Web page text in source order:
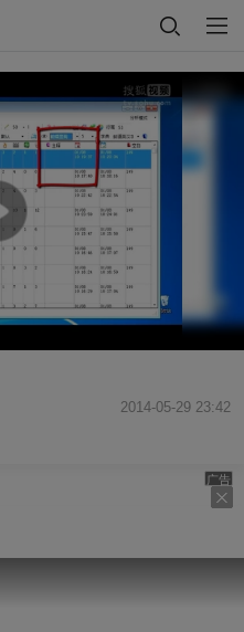
2014-05-29 23:42
广告